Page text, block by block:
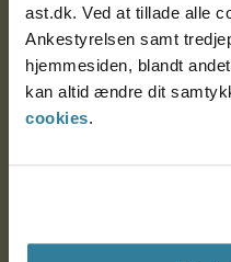
ast.dk. Ved at tillade alle
Ankestyrelsen samt
hjemmesiden, blandt
kan altid ændre dit
cookies.
Ankestyrelsen
Postadresse:
9000 Aalborg
Ankestyrelsen Aalborg